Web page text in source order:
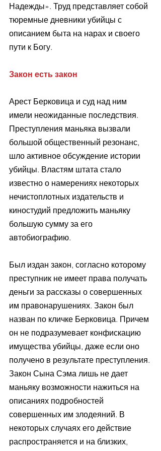
Надежды». Труд представляет собой
тюремные дневники убийцы с
описанием быта на нарах и своего
пути к Богу.
Закон есть закон
Арест Берковица и суд над ним
имели неожиданные последствия.
Преступления маньяка вызвали
большой общественный резонанс,
шло активное обсуждение истории
убийцы. Властям штата стало
известно о намерениях некоторых
нечистоплотных издательств и
киностудий предложить маньяку
большую сумму за его
автобиографию.
Был издан закон, согласно которому
преступник не имеет права получать
деньги за рассказы о совершенных
им правонарушениях. Закон был
назван по кличке Берковица. Причем
он не подразумевает конфискацию
имущества убийцы, даже если оно
получено в результате преступления.
Закон Сына Сэма лишь не дает
маньяку возможности нажиться на
описаниях подробностей
совершенных им злодеяний. В
некоторых случаях его действие
распространяется и на близких,